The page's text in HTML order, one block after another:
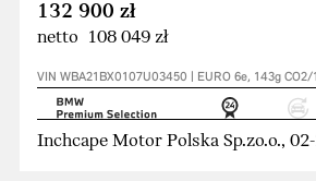
132 900 zł
netto 108 049 zł
VIN WBA21BX0107U03450 | EURO 6e, 143g
Inchcape Motor Polska Sp.zo.o.,